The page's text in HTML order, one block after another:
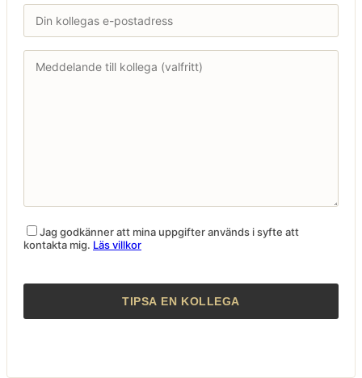
Jag godkänner att mina uppgifter används i syfte att
kontakta mig. Läs villkor